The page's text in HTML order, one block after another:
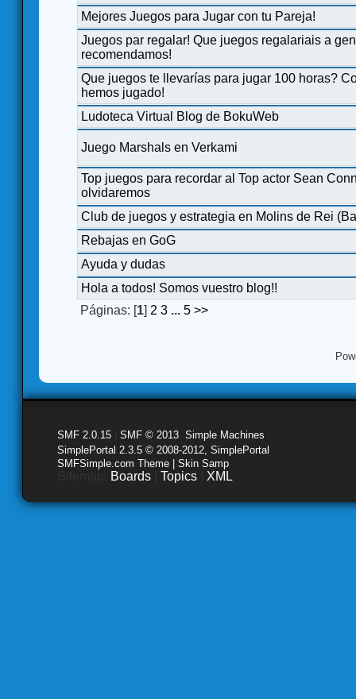
Mejores Juegos para Jugar con tu Pareja!
Juegos par regalar! Que juegos regalariais a
recomendamos!
Que juegos te llevarías para jugar 100 horas?
hemos jugado!
Ludoteca Virtual Blog de BokuWeb
Juego Marshals en Verkami
Top juegos para recordar al Top actor Sean
olvidaremos
Club de juegos y estrategia en Molins de Rei
Rebajas en GoG
Ayuda y dudas
Hola a todos! Somos vuestro blog!!
Páginas: [1] 2 3 ... 5 >>
SMF 2.0.15 SMF © 2013 Simple Machines
SimplePortal 2.3.5 © 2008-2012, SimplePortal
SMFSimple.com Theme | Skin Samp
Boards Topics XML